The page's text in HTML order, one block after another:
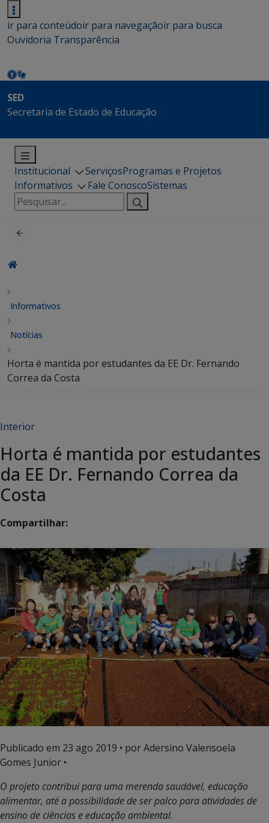
ir para conteúdoir para navegaçãoir para busca
Ouvidoria Transparência
SED
Secretaria de Estado de Educação
Institucional ServiçosProgramas e Projetos
Informativos
Fale ConoscoSistemas
Pesquisar
por:
Informativos
Notícias
Horta é mantida por estudantes da EE Dr. Fernando
Correa da Costa
Interior
Horta é mantida por estudantes
da EE Dr. Fernando Correa da
Costa
Compartilhar:
Publicado em 23 ago 2019 • por Adersino Valensoela
Gomes Junior •
O projeto contribui para uma merenda saudável, educação
alimentar, até a possibilidade de ser palco para atividades de
ensino de ciências e educação ambiental.